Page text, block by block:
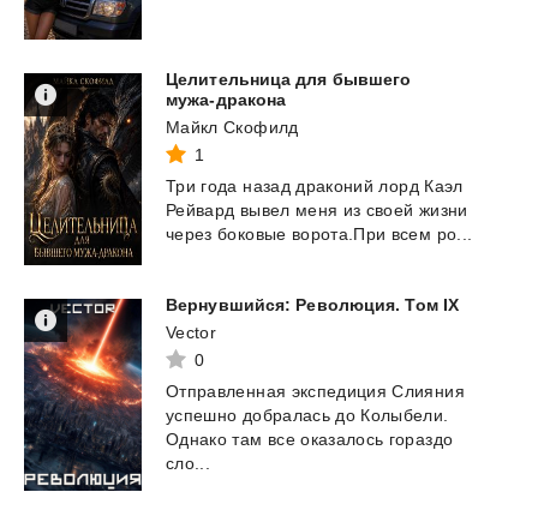
Целительница для бывшего
мужа-дракона
Майкл Скофилд
1
Три года назад драконий лорд Каэл
Рейвард вывел меня из своей жизни
через боковые ворота.При всем ро...
Вернувшийся: Революция. Том IX
Vector
0
Отправленная экспедиция Слияния
успешно добралась до Колыбели.
Однако там все оказалось гораздо
сло...